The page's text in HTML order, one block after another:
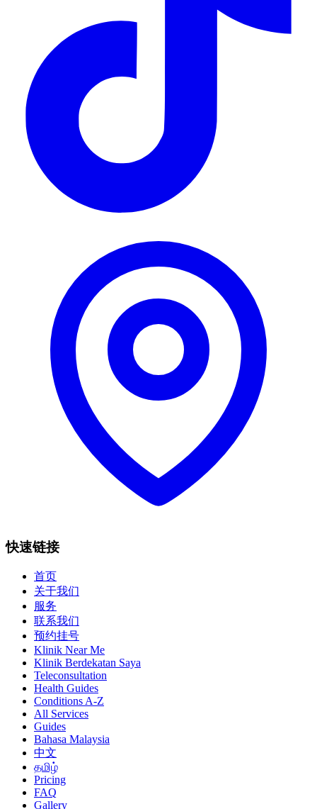
快速链接
首页
关于我们
服务
联系我们
预约挂号
Klinik Near Me
Klinik Berdekatan Saya
Teleconsultation
Health Guides
Conditions A-Z
All Services
Guides
Bahasa Malaysia
中文
தமிழ்
Pricing
FAQ
Gallery